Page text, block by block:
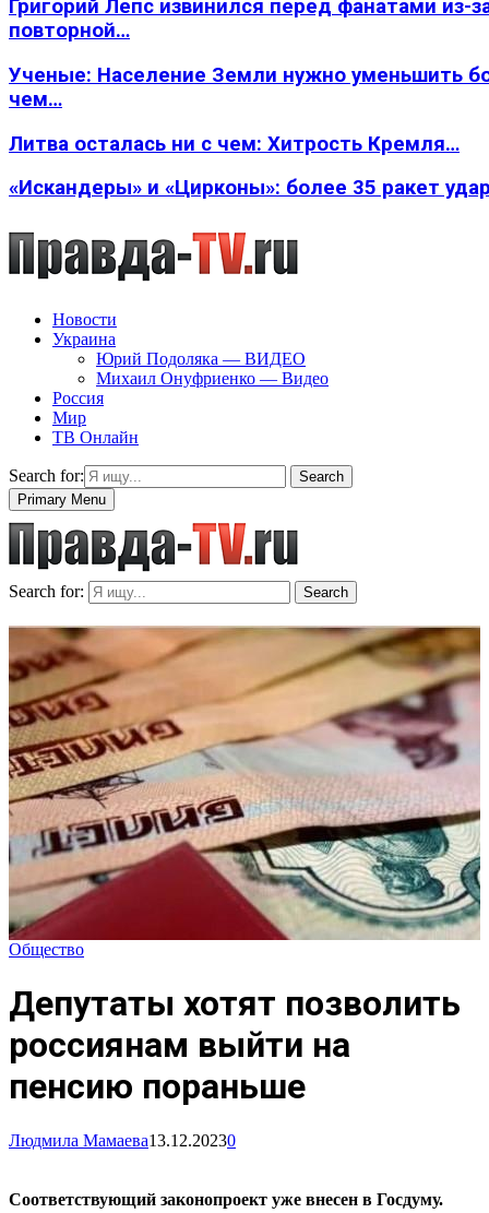
Григорий Лепс извинился перед фанатами из-
повторной…
Ученые: Население Земли нужно уменьшить
чем…
Литва осталась ни с чем: Хитрость Кремля…
«Искандеры» и «Цирконы»: более 35 ракет
Новости
Украина
Юрий Подоляка — ВИДЕО
Михаил Онуфриенко — Видео
Россия
Мир
ТВ Онлайн
Search for:
Search
Primary Menu
Search for: Search
Общество
Депутаты хотят позволить
россиянам выйти на
пенсию пораньше
Людмила Мамаева13.12.20230
Соответствующий законопроект уже внесен в Госдуму.